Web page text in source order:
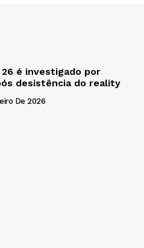
é investigado por
desistência do reality
De 2026